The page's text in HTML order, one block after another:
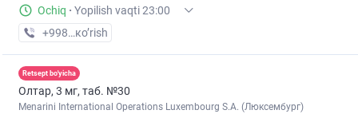
Ochiq · Yopilish vaqti 23:00
+998 (99) XXX-XX-XX
кo’rish
Retsept bo'yicha
Олтар, 3 мг, таб. №30
Menarini International Operations Luxembourg S.A. (Люксембург)